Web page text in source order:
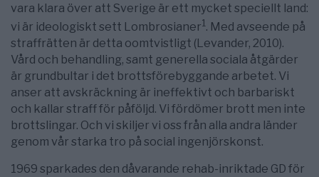
vara klara över att Sverige är ett mycket speciellt land:
vi är ideologiskt sett Lombrosianer1. Med avseende på
straffrätten är detta oomtvistligt (Levander, 2010).
Vård och behandling, samt generella sociala åtgärder
är grundbultar i det brottsförebyggande arbetet. Vi
anser att avskräckning är ineffektivt och barbariskt
och kallar straff för påföljd. Vi fördömer brott men inte
brottslingar. Och vi skiljer vi oss från alla andra länder
genom vår starka tro på social ingenjörskonst.
1969 sparkades den dåvarande rehab-inriktade GD för